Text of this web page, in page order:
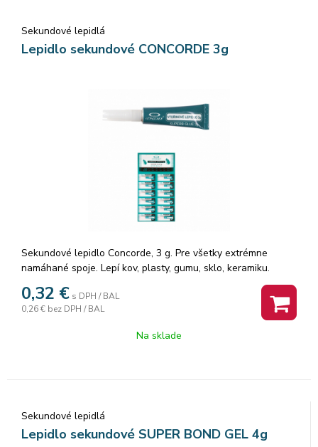
Sekundové lepidlá
Lepidlo sekundové CONCORDE 3g
Sekundové lepidlo Concorde, 3 g. Pre všetky extrémne
namáhané spoje. Lepí kov, plasty, gumu, sklo, keramiku.
0,32 € s DPH / BAL
0,26 € bez DPH / BAL
Na sklade
Sekundové lepidlá
Lepidlo sekundové SUPER BOND GEL 4g